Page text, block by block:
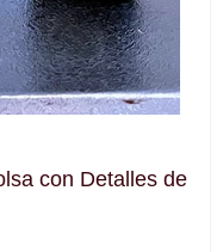
con Detalles de